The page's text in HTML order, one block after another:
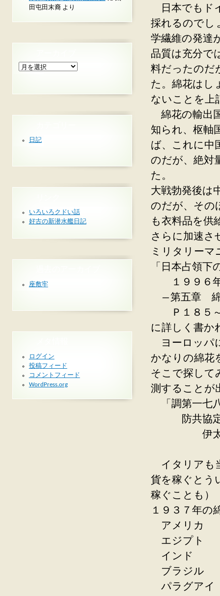
日本でもド
採れるのでし
学繊維の発達
品質は充分で
料だったのだ
た。綿花はし
ないことを上
綿花の輸出
知られ、枢軸
ば、これに中
のだが、絶対
た。
大戦勃発後は
のだが、その
も衣料品を供
さらに加速さ
ミリタリーマ
「日本占領
１９９６年
―第五章 綿
Ｐ１８５～
に詳しく書か
ヨーロッパ
かなりの綿花
そこで探して
測することが
「調第一七
防共協定
伊太利の
イタリアも
貨を稼ぐとう
稼ぐことも）
１９３７年の
アメリ
エジプ
インド
ブラジ
パラグ
田屯田末裔 より
ア
日記
いろいろクドい話
好古の新潜水艦日記
座敷牢
ログイン
投稿フィード
コメントフィード
WordPress.org